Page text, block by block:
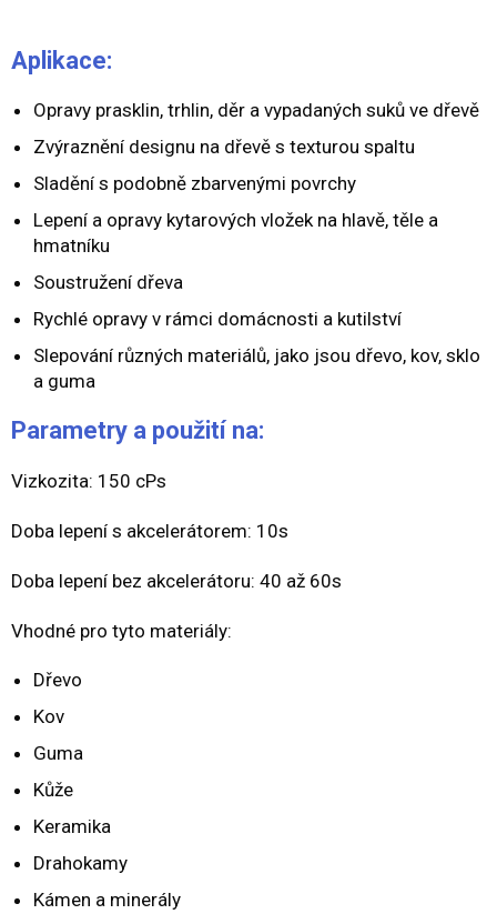
Aplikace:
Opravy prasklin, trhlin, děr a vypadaných suků ve dřevě
Zvýraznění designu na dřevě s texturou spaltu
Sladění s podobně zbarvenými povrchy
Lepení a opravy kytarových vložek na hlavě, těle a
hmatníku
Soustružení dřeva
Rychlé opravy v rámci domácnosti a kutilství
Slepování různých materiálů, jako jsou dřevo, kov, sklo
a guma
Parametry a použití na:
Vizkozita: 150 cPs
Doba lepení s akcelerátorem: 10s
Doba lepení bez akcelerátoru: 40 až 60s
Vhodné pro tyto materiály:
Dřevo
Kov
Guma
Kůže
Keramika
Drahokamy
Kámen a minerály